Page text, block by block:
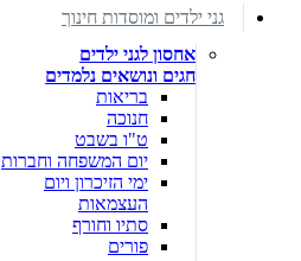
גני ילדים ומוסדות חינוך
אחסון לגני ילדים
חגים ונושאים נלמדים
בריאות
חנוכה
ט"ו בשבט
יום המשפחה וחברות
ימי הזיכרון ויום
העצמאות
סתיו וחורף
פורים